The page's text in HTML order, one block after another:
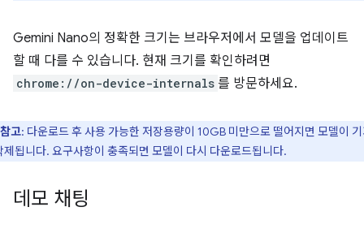
Gemini Nano의 정확한 크기는 브라우저에서 모델을 업데이트
할 때 다를 수 있습니다. 현재 크기를 확인하려면
chrome://on-device-internals 를 방문하세요.
참고: 다운로드 후 사용 가능한 저장용량이 10GB 미만으로 떨어지면 모델이
제됩니다. 요구사항이 충족되면 모델이 다시 다운로드됩니다.
데모 채팅